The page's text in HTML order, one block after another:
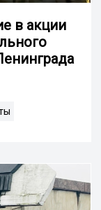
в акции